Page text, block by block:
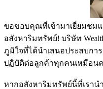
ขอขอบคุณที่เข้ามาเยี่ยมชมแ
อสังหาริมทรัพย์! บริษัท
ภูมิใจที่ได้นำเสนอประสบก
ปฏิบัติต่อลูกค้าทุกคนเหมือน
หากอสังหาริมทรัพย์นี้ที่เรา